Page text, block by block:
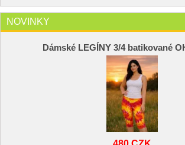
NOVINKY
Dámské LEGÍNY 3/4 batikované